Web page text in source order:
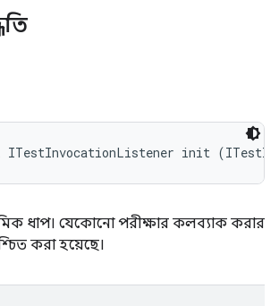
init
ধাপ। যেকোনো পরীক্ষার কলব্যাক করার
করা হয়েছে।